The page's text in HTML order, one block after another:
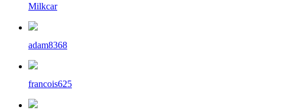
Milkcar
adam8368
francois625